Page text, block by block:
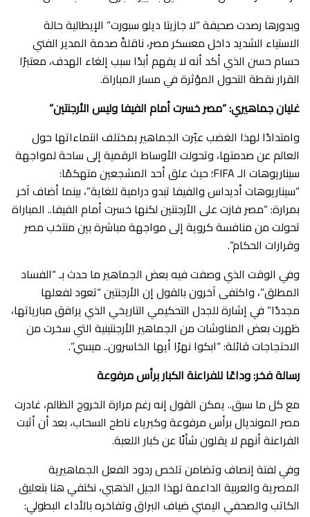
​وبدورها رصدت صحيفة “لا جازيتا ديلو سبورت” الإيطالية حالة
الاستياء الشديد داخل معسكر مصر، ناقلةً صدمة المدير الفني
حسام حسن الذي أكد أنه لا يفهم أبدًا سبب إلغاء الهدف، معتبرًا
القرار نقطة التحول المؤثرة في مسار المباراة.
غليان جماهيري: “مصر خسرت أمام الفيفا وليس الأرجنتين”
​وامتدادًا لهذا الغضب عبّرت الجماهير بمختلف انتماءاتها حول
العالم عن صدمتها، وتحولت الأوساط الرقمية إلى ساحة لمواجهة
سيناريوهات الـ FIFA؛ حيث علق أحد المشجعين متهكمًا:
“سيناريوهات أديداس والفيفا تبدو درامية للغاية”، بينما أضاف آخر
بمرارة: “مصر فازت على الأرجنتين لكنها خسرت أمام الفيفا.. المباراة
تحولت من منافسة كروية إلى مواجهة مباشرة بين منتخب مصر
وقرارات الحكام”.
​وفي الوقت الذي وصفت فيه بعض الجماهير ما حدث بـ “الفساد
المطلق”، واكتفى آخرون بالقول إن الأرجنتين “تعود لفعلها
مجددًا” في إشارة للجدل التحكيمي التاريخي الذي يرافق مبارياتها،
ظهرت بعض المناوشات من الجماهير الأرجنتينية التي سخرت من
الاحتجاجات قائلة: “ابكوا نهرًا أيها الخاسرون.. ميسي”.
رسالة فخر: وداعًا للفراعنة الكبار برأس مرفوعة
​مع كل ما سبق.. يمكن القول إنه رغم مرارة الخروج الظالم، غادرت
مصر المونديال برأس مرفوعة وكبرياء ناطح السحاب، بعد أن أثبت
الفراعنة أنهم لا يقلون شأنًا عن كبار اللعبة.
​وفي لفتة إنصاف وتضامن تلخص ردود الفعل الجماهيرية
المصرية والعربية الداعمة لهذا الجيل الذهبي، نكتفي هنا بتعليق
الكاتب والصحفي اليمني ضياف البراق وتفاخره بالأداء البطولي: